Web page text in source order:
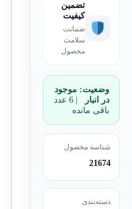
تضمین
کیفیت
ضمانت
سلامت
محصول
وضعیت: موجود
در انبار
| 6 عدد
باقی مانده
شناسه محصول
21674
دسته‌بندی